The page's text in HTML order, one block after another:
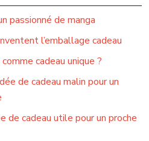
passionné de manga
l’emballage cadeau
cadeau unique ?
de cadeau malin pour un
de cadeau utile pour un proche